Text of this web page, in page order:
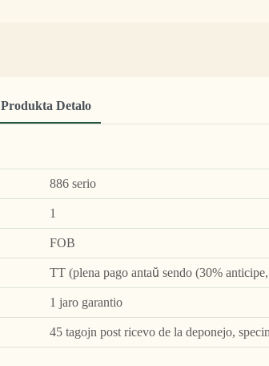
Produkta Detalo
886 serio
1
FOB
TT (plena pago antaŭ sendo (30%
1 jaro garantio
45 tagojn post ricevo de la deponejo,